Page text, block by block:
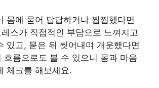
몸에 묻어 답답하거나 찝찝했다면
스가 직접적인 부담으로 느껴지고
있고, 묻은 뒤 씻어내며 개운했다면
흐름으로도 볼 수 있으니 몸과 마음
체크를 해보세요.